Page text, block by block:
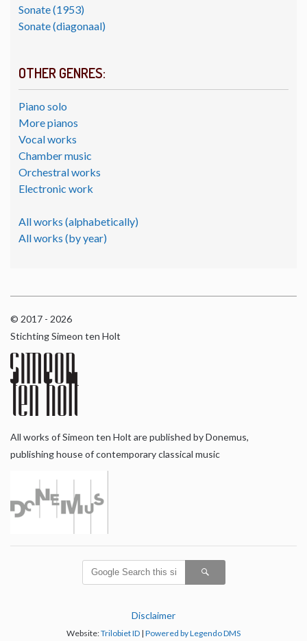
Sonate (1953)
Sonate (diagonaal)
OTHER GENRES:
Piano solo
More pianos
Vocal works
Chamber music
Orchestral works
Electronic work
All works (alphabetically)
All works (by year)
© 2017 - 2026
Stichting Simeon ten Holt
All works of Simeon ten Holt are published by Donemus,
publishing house of contemporary classical music
Disclaimer
Website:Trilobiet ID | Powered by Legendo DMS